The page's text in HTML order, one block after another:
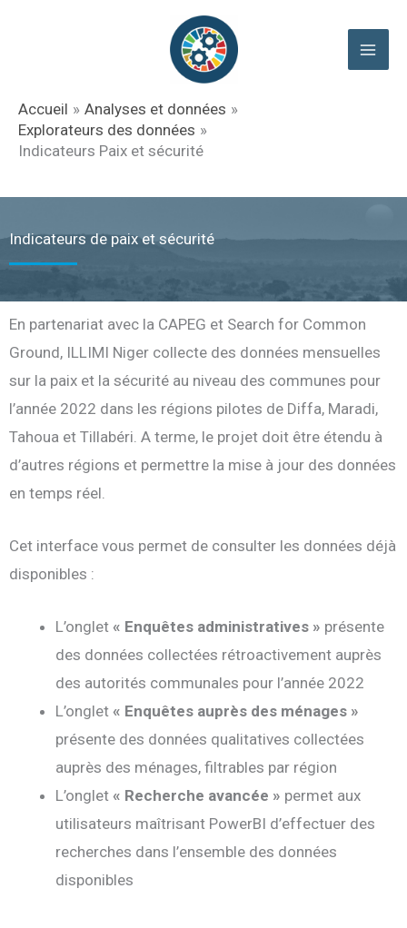
Accueil
Analyses et données
Explorateurs des données
Indicateurs Paix et sécurité
Indicateurs de paix et sécurité
En partenariat avec la CAPEG et Search for Common
Ground, ILLIMI Niger collecte des données mensuelles
sur la paix et la sécurité au niveau des communes pour
l’année 2022 dans les régions pilotes de Diffa, Maradi,
Tahoua et Tillabéri. A terme, le projet doit être étendu à
d’autres régions et permettre la mise à jour des données
en temps réel.
Cet interface vous permet de consulter les données déjà
disponibles :
L’onglet « Enquêtes administratives » présente
des données collectées rétroactivement auprès
des autorités communales pour l’année 2022
L’onglet « Enquêtes auprès des ménages »
présente des données qualitatives collectées
auprès des ménages, filtrables par région
L’onglet « Recherche avancée » permet aux
utilisateurs maîtrisant PowerBI d’effectuer des
recherches dans l’ensemble des données
disponibles